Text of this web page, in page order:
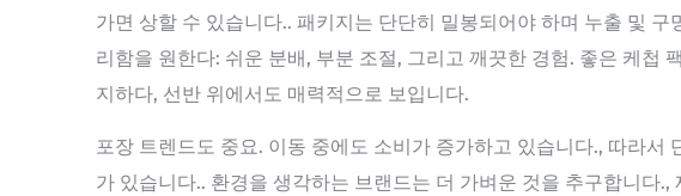
가면 상할 수 있습니다.. 패키지는 단단히 밀봉되어야 하며 누출 및
리함을 원한다: 쉬운 분배, 부분 조절, 그리고 깨끗한 경험. 좋은 케첩
지하다, 선반 위에서도 매력적으로 보입니다.
포장 트렌드도 중요. 이동 중에도 소비가 증가하고 있습니다., 따라서
가 있습니다.. 환경을 생각하는 브랜드는 더 가벼운 것을 추구합니다